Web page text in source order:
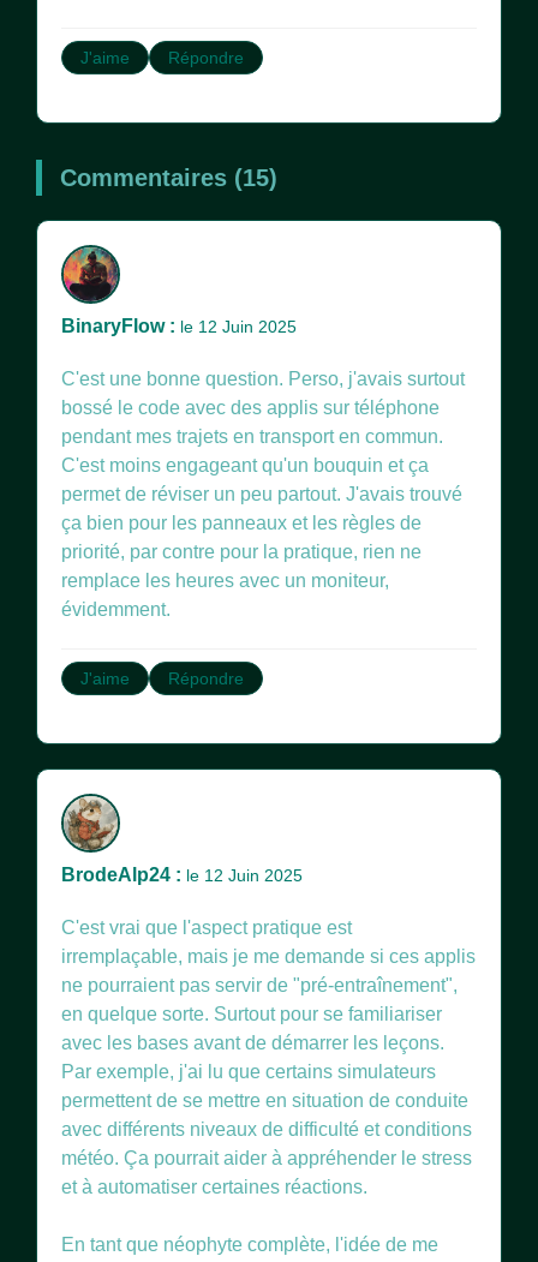
J'aime Répondre
Commentaires (15)
BinaryFlow : le 12 Juin 2025
C'est une bonne question. Perso, j'avais surtout
bossé le code avec des applis sur téléphone
pendant mes trajets en transport en commun.
C'est moins engageant qu'un bouquin et ça
permet de réviser un peu partout. J'avais trouvé
ça bien pour les panneaux et les règles de
priorité, par contre pour la pratique, rien ne
remplace les heures avec un moniteur,
évidemment.
J'aime Répondre
BrodeAlp24 : le 12 Juin 2025
C'est vrai que l'aspect pratique est
irremplaçable, mais je me demande si ces applis
ne pourraient pas servir de "pré-entraînement",
en quelque sorte. Surtout pour se familiariser
avec les bases avant de démarrer les leçons.
Par exemple, j'ai lu que certains simulateurs
permettent de se mettre en situation de conduite
avec différents niveaux de difficulté et conditions
météo. Ça pourrait aider à appréhender le stress
et à automatiser certaines réactions.
En tant que néophyte complète, l'idée de me